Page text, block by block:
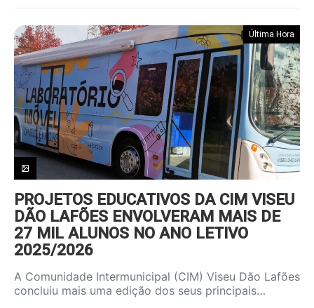
Última Hora
PROJETOS EDUCATIVOS DA CIM VISEU
DÃO LAFÕES ENVOLVERAM MAIS DE
27 MIL ALUNOS NO ANO LETIVO
2025/2026
A Comunidade Intermunicipal (CIM) Viseu Dão Lafões
concluiu mais uma edição dos seus principais…